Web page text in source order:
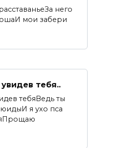
него
мои забери
тебя..
тебяВедь ты
я ухо пса